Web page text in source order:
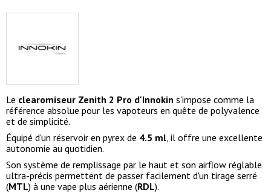
Le clearomiseur Zenith 2 Pro d'Innokin s'impose comme la
référence absolue pour les vapoteurs en quête de polyvalence
et de simplicité.
Équipé d'un réservoir en pyrex de 4.5 ml, il offre une excellente
autonomie au quotidien.
Son système de remplissage par le haut et son airflow réglable
ultra-précis permettent de passer facilement d'un tirage serré
(MTL) à une vape plus aérienne (RDL).